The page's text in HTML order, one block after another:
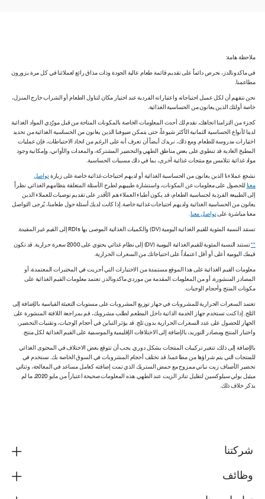
ملاحظة هامة:
في ماكدونالدز، نحرص دائماً على تقديم قائمة طعام عالية الجودة وذات مذاق رائع لعملائنا في كل مرة يزورون
مطاعمنا.
نحن نتفهم أن لكل عميل احتياجاته واعتباراته الفردية عند اختيار مكان لتناول الطعام أو الشراب خارج المنزل،
خاصة أولئك الذين يعانون من الحساسية الغذائية.
كجزء من التزامنا اتجاهك، نقدم لك أحدث المعلومات الخاصة بالمكونات المتاحة من قبل مورّدي المواد الغذائية
لدينا لأنواع الحساسية الثمانية الأكثر شيوعاً، حتى يتمكن ضيوفنا الذين يعانون من الحساسية الغذائية من تحديد
اختيارات مدروسة للطعام. ومع ذلك، نريدك أيضاً أن تعرف أنه على الرغم من اتخاذ الاحتياطات، فإن عمليات
المطبخ العادية قد تنطوي على بعض مناطق الطهي والتحضير المشتركة، والمعدات والأواني، وإمكانية وجود
مواد غذائية تتلامس مع منتجات غذائية أخرى، بما في ذلك مسببات الحساسية.
نشجع عملاءنا الذين يعانون من الحساسية الغذائية أو لديهم احتياجات غذائية خاصة على زيارةتواصل
معنا للحصول على معلومات عن المكونات، واستشارة طبيبهم لطرح الأسئلة المتعلقة بنظامهم الغذائي. نظراً
إلى الطبيعة الفردية لحساسية الطعام، قد يكون أطباء العملاء هم الأقدر على تقديم توصيات للعملاء الذين
يعانون من الحساسية الغذائية ولديهم احتياجات غذائية خاصة. إذا كانت لديك أسئلة حول طعامنا، يُرجى التواصل
معنا مباشرة علىتواصل معنا.
تستند النسبة المئوية للقيم الغذائية اليومية (DV) والكميات الغذائية الموصى بها RDIs إلى القيم غير المقيدة.
**
تستند النسبة المئوية للقيم الغذائية اليومية (DV) إلى نظام غذائي يحتوي على 2000 سعرة حرارية. قد تكون
قيمك اليومية أعلى أو أقل اعتماداً على احتياجاتك من السعرات الحرارية.
معلومات القيم الغذائية على هذا الموقع مستمدة من الاختبارات التي أجريت في المختبرات المعتمدة، أو
المصادر المنشورة، أو من المعلومات المقدمة من موردي ماكدونالدز. تعتمد معلومات القيم الغذائية على
مكونات المنتج وأحجام الوجبات.
تعتمد السعرات الحرارية للمشروبات في جهاز توزيع المشروبات على مستويات التعبئة القياسية بالإضافة إلى
الثلج. إذا كنت تستخدم جهاز الخدمة الذاتية داخل المطعم لطلب مشروبك، قم بمراجعة اللافتة المنشورة على
الجهاز للحصول على عدد السعرات الحرارية بدون ثلج. قد يؤثر التباين في أحجام الوجبات، وتقنيات التحضير،
واختبار المنتج ومصادر التوريد، بالإضافة إلى الاختلافات الإقليمية والموسمية على القيم الغذائية لكل منتج.
بالإضافة إلى ذلك، تتغير تركيبات المنتجات بشكل دوري. يجب أن تتوقع بعض الاختلاف في المحتوى الغذائي
للمنتجات التي يتم شراؤها من مطاعمنا. قد تختلف أحجام المشروبات في السوق الخاصة بك. نستخدم في
تحضير الأصناف زيت نباتي ممزوج مع حمض الستريك الذي تمت إضافته كعامل مساعد في المعالجة، وثنائي
ميثيل بولي سيلوكسين لتقليل تناثر الزيت عند الطهي. هذه المعلومات صحيحة اعتباراً من مايو 2020، ما لم
يذكر خلاف ذلك.
شركتنا
وظائف